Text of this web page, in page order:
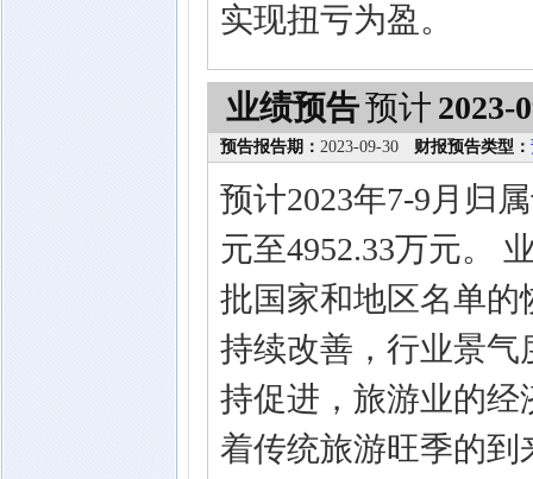
实现扭亏为盈。
业绩预告预计 2023-
预告报告期： 2023-09-30 财报预告类型：
预计2023年7-9月归
元至4952.33万元。
批国家和地区名单
持续改善，行业景
持促进，旅游业的
着传统旅游旺季的